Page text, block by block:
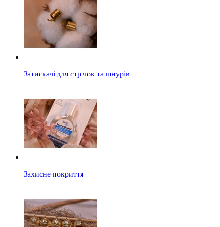
Затискачі для стрічок та шнурів
Захисне покриття